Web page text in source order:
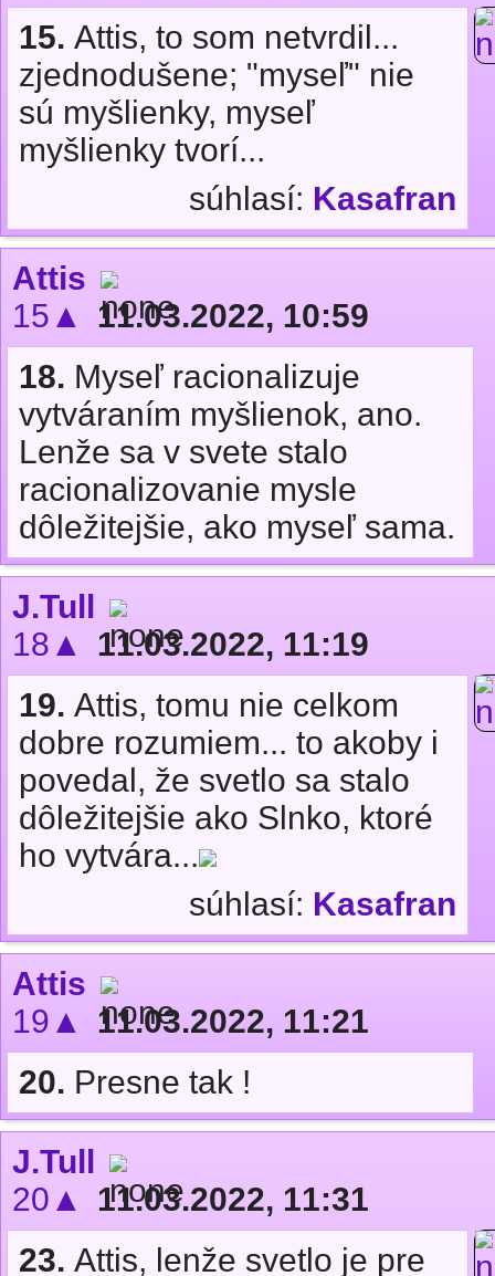
15. Attis, to som netvrdil...
zjednodušene; "myseľ" nie
sú myšlienky, myseľ
myšlienky tvorí...
súhlasí: Kasafran
Attis
15▲
11.03.2022, 10:59
18. Myseľ racionalizuje
vytváraním myšlienok, ano.
Lenže sa v svete stalo
racionalizovanie mysle
dôležitejšie, ako myseľ sama.
J.Tull
18▲
11.03.2022, 11:19
19. Attis, tomu nie celkom
dobre rozumiem... to akoby i
povedal, že svetlo sa stalo
dôležitejšie ako Slnko, ktoré
ho vytvára...
súhlasí: Kasafran
Attis
19▲
11.03.2022, 11:21
20. Presne tak !
J.Tull
20▲
11.03.2022, 11:31
23. Attis, lenže svetlo je pre